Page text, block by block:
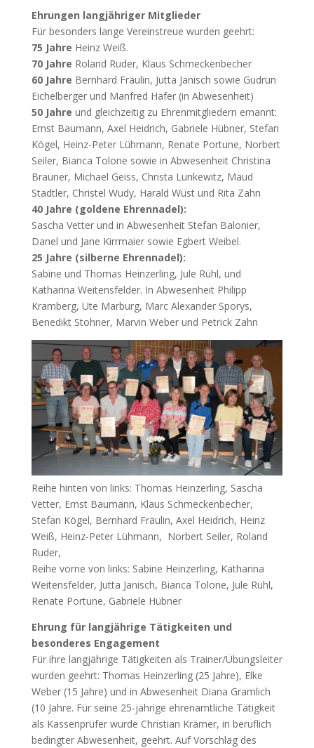
Ehrungen langjähriger Mitglieder
Für besonders lange Vereinstreue wurden geehrt:
75 Jahre Heinz Weiß.
70 Jahre Roland Ruder, Klaus Schmeckenbecher
60 Jahre Bernhard Fräulin, Jutta Janisch sowie Gudrun
Eichelberger und Manfred Hafer (in Abwesenheit)
50 Jahre und gleichzeitig zu Ehrenmitgliedern ernannt:
Ernst Baumann, Axel Heidrich, Gabriele Hübner, Stefan
Kögel, Heinz-Peter Lühmann, Renate Portune, Norbert
Seiler, Bianca Tolone sowie in Abwesenheit Christina
Brauner, Michael Geiss, Christa Lunkewitz, Maud
Stadtler, Christel Wudy, Harald Wüst und Rita Zahn
40 Jahre (goldene Ehrennadel):
Sascha Vetter und in Abwesenheit Stefan Balonier,
Danel und Jane Kirrmaier sowie Egbert Weibel.
25 Jahre (silberne Ehrennadel):
Sabine und Thomas Heinzerling, Jule Rühl, und
Katharina Weitensfelder. In Abwesenheit Philipp
Kramberg, Ute Marburg, Marc Alexander Sporys,
Benedikt Stohner, Marvin Weber und Petrick Zahn
Reihe hinten von links: Thomas Heinzerling, Sascha
Vetter, Ernst Baumann, Klaus Schmeckenbecher,
Stefan Kögel, Bernhard Fräulin, Axel Heidrich, Heinz
Weiß, Heinz-Peter Lühmann, Norbert Seiler, Roland
Ruder,
Reihe vorne von links: Sabine Heinzerling, Katharina
Weitensfelder, Jutta Janisch, Bianca Tolone, Jule Rühl,
Renate Portune, Gabriele Hübner
Ehrung für langjährige Tätigkeiten und
besonderes Engagement
Für ihre langjährige Tätigkeiten als Trainer/Übungsleiter
wurden geehrt: Thomas Heinzerling (25 Jahre), Elke
Weber (15 Jahre) und in Abwesenheit Diana Gramlich
(10 Jahre. Für seine 25-jährige ehrenamtliche Tätigkeit
als Kassenprüfer wurde Christian Krämer, in beruflich
bedingter Abwesenheit, geehrt. Auf Vorschlag des